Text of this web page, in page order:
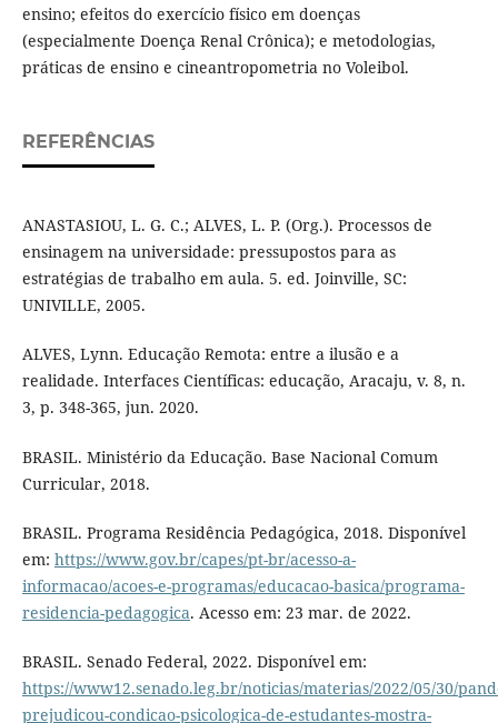
ensino; efeitos do exercício físico em doenças
(especialmente Doença Renal Crônica); e metodologias,
práticas de ensino e cineantropometria no Voleibol.
REFERÊNCIAS
ANASTASIOU, L. G. C.; ALVES, L. P. (Org.). Processos de
ensinagem na universidade: pressupostos para as
estratégias de trabalho em aula. 5. ed. Joinville, SC:
UNIVILLE, 2005.
ALVES, Lynn. Educação Remota: entre a ilusão e a
realidade. Interfaces Científicas: educação, Aracaju, v. 8, n.
3, p. 348-365, jun. 2020.
BRASIL. Ministério da Educação. Base Nacional Comum
Curricular, 2018.
BRASIL. Programa Residência Pedagógica, 2018. Disponível
em: https://www.gov.br/capes/pt-br/acesso-a-
informacao/acoes-e-programas/educacao-basica/programa-
residencia-pedagogica. Acesso em: 23 mar. de 2022.
BRASIL. Senado Federal, 2022. Disponível em:
https://www12.senado.leg.br/noticias/materias/2022/05/30/
prejudicou-condicao-psicologica-de-estudantes-mostra-